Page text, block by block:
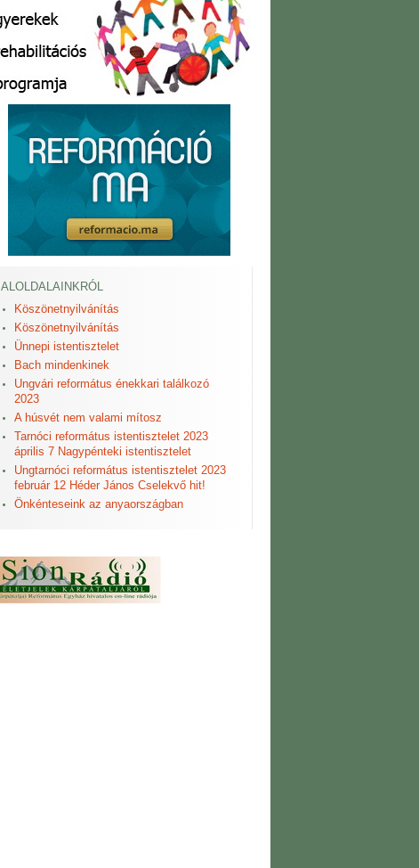
ALOLDALAINKRÓL
Köszönetnyilvánítás
Köszönetnyilvánítás
Ünnepi istentisztelet
Bach mindenkinek
Ungvári református énekkari találkozó
2023
A húsvét nem valami mítosz
Tarnóci református istentisztelet 2023
április 7 Nagypénteki istentisztelet
Ungtarnóci református istentisztelet 2023
február 12 Héder János Cselekvő hit!
Önkénteseink az anyaországban